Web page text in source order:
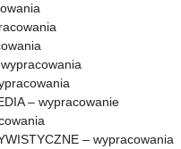
– wypracowanie
– wypracowania